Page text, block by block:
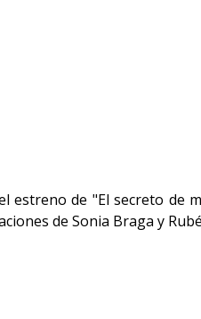
estreno de "El secreto de
de Sonia Braga y